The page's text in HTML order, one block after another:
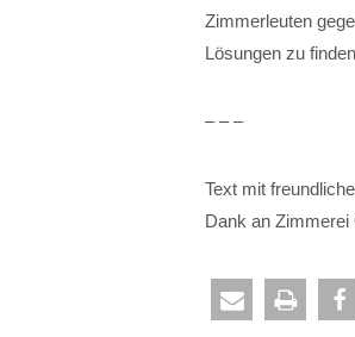
Zimmerleuten
Lösungen zu
– – –
Text mit
Dank an Zimmerei